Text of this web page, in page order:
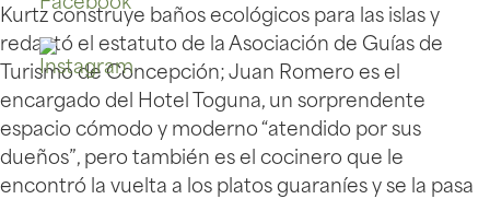
Kurtz construye baños ecológicos para las islas y
redactó el estatuto de la Asociación de Guías de
Turismo de Concepción; Juan Romero es el
encargado del Hotel Toguna, un sorprendente
espacio cómodo y moderno “atendido por sus
dueños”, pero también es el cocinero que le
encontró la vuelta a los platos guaraníes y se la pasa